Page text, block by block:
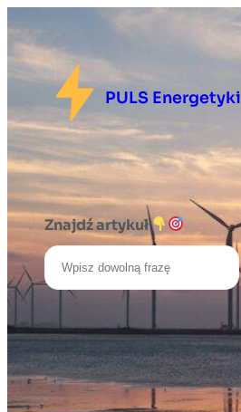
PULS Energetyki
Znajdź artykuł